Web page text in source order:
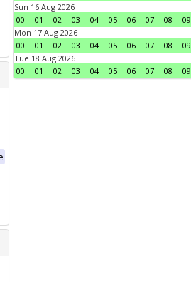
Sun 16 Aug 2026
00
01 02 03 04 05 06 07 08 09
Mon 17 Aug 2026
00
01 02 03 04 05 06 07 08 09
Tue 18 Aug 2026
00
01 02 03 04 05 06 07 08 09